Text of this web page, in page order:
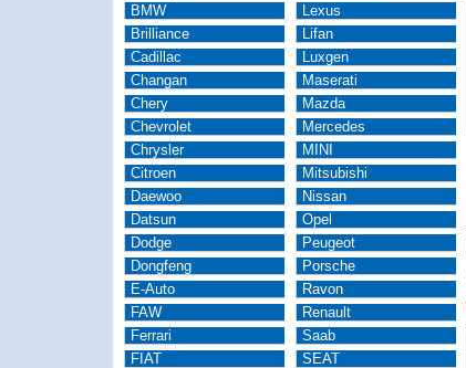
BMW
Brilliance
Cadillac
Changan
Chery
Chevrolet
Chrysler
Citroen
Daewoo
Datsun
Dodge
Dongfeng
E-Auto
FAW
Ferrari
FIAT
Lexus
Lifan
Luxgen
Maserati
Mazda
Mercedes
MINI
Mitsubishi
Nissan
Opel
Peugeot
Porsche
Ravon
Renault
Saab
SEAT